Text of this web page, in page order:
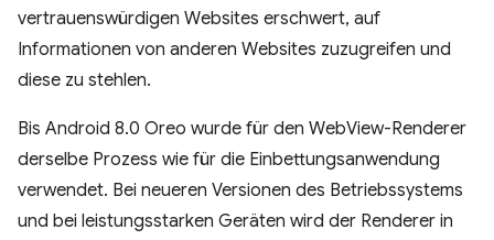
vertrauenswürdigen Websites erschwert, auf
Informationen von anderen Websites zuzugreifen und
diese zu stehlen.
Bis Android 8.0 Oreo wurde für den WebView-Renderer
derselbe Prozess wie für die Einbettungsanwendung
verwendet. Bei neueren Versionen des Betriebssystems
und bei leistungsstarken Geräten wird der Renderer in